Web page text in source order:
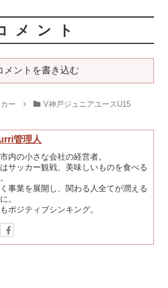
メント
メントを書き込む
ー V神戸ジュニアユースU15
管理人
内の小さな会社の経営者。
サッカー観戦、美味しいものを食べる
事業を展開し、関わる人全てが潤える
。
ポジティブシンキング。